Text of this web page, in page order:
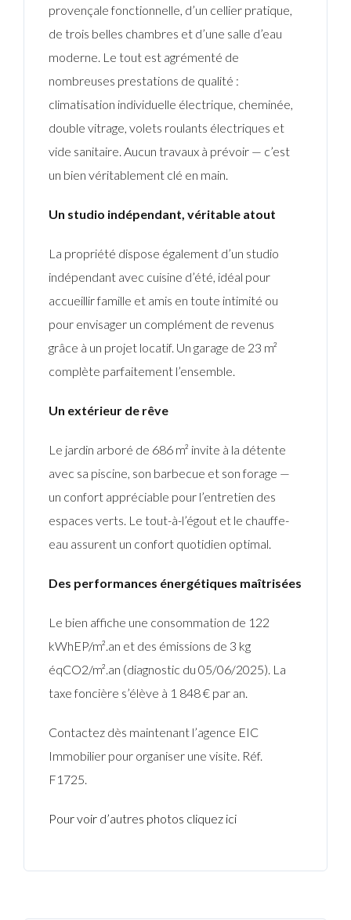
provençale fonctionnelle, d’un cellier pratique,
de trois belles chambres et d’une salle d’eau
moderne. Le tout est agrémenté de
nombreuses prestations de qualité :
climatisation individuelle électrique, cheminée,
double vitrage, volets roulants électriques et
vide sanitaire. Aucun travaux à prévoir — c’est
un bien véritablement clé en main.
Un studio indépendant, véritable atout
La propriété dispose également d’un studio
indépendant avec cuisine d’été, idéal pour
accueillir famille et amis en toute intimité ou
pour envisager un complément de revenus
grâce à un projet locatif. Un garage de 23 m²
complète parfaitement l’ensemble.
Un extérieur de rêve
Le jardin arboré de 686 m² invite à la détente
avec sa piscine, son barbecue et son forage —
un confort appréciable pour l’entretien des
espaces verts. Le tout-à-l’égout et le chauffe-
eau assurent un confort quotidien optimal.
Des performances énergétiques maîtrisées
Le bien affiche une consommation de 122
kWhEP/m².an et des émissions de 3 kg
éqCO2/m².an (diagnostic du 05/06/2025). La
taxe foncière s’élève à 1 848 € par an.
Contactez dès maintenant l’agence EIC
Immobilier pour organiser une visite. Réf.
F1725.
Pour voir d’autres photos cliquez ici